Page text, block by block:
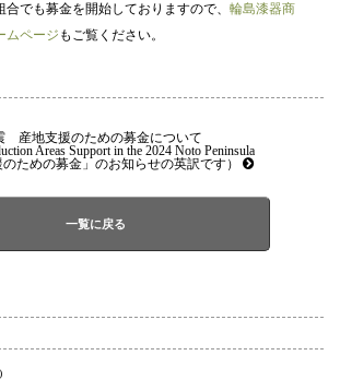
でも募金を開始しておりますので、 輪島漆器商
ムページ もご覧ください。
産地支援のための募金について
Areas Support in the 2024 Noto Peninsula
のための募金」のお知らせの英訳です）
一覧に戻る